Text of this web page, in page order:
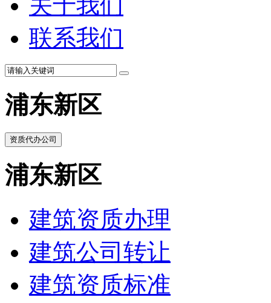
联系我们
浦东新区
资质代办公司
浦东新区
建筑资质办理
建筑公司转让
建筑资质标准